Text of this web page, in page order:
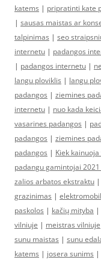
katems | pripratinti kate
| sausas maistas ar
talpinimas | seo
internetu | padangos
| padangos internetu |
langu ploviklis | langu
padangos | ziemines
internetu | nuo kada
vasarines padangos |
padangos | ziemines
padangos | Kiek
padangu gamintojai
zalios arbatos ekstraktu |
grazinimas |
paskolos | kačių mityba |
vilniuje | meistras vilniuje
sunu maistas | sunu
katems | josera sunims |